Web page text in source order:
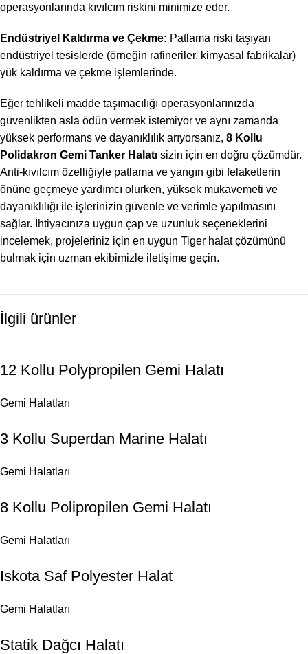
operasyonlarında kıvılcım riskini minimize eder.
Endüstriyel Kaldırma ve Çekme: Patlama riski taşıyan
endüstriyel tesislerde (örneğin rafineriler, kimyasal fabrikalar)
yük kaldırma ve çekme işlemlerinde.
Eğer tehlikeli madde taşımacılığı operasyonlarınızda
güvenlikten asla ödün vermek istemiyor ve aynı zamanda
yüksek performans ve dayanıklılık arıyorsanız, 8 Kollu
Polidakron Gemi Tanker Halatı sizin için en doğru çözümdür.
Anti-kıvılcım özelliğiyle patlama ve yangın gibi felaketlerin
önüne geçmeye yardımcı olurken, yüksek mukavemeti ve
dayanıklılığı ile işlerinizin güvenle ve verimle yapılmasını
sağlar. İhtiyacınıza uygun çap ve uzunluk seçeneklerini
incelemek, projeleriniz için en uygun Tiger halat çözümünü
bulmak için uzman ekibimizle iletişime geçin.
İlgili ürünler
12 Kollu Polypropilen Gemi Halatı
Gemi Halatları
3 Kollu Superdan Marine Halatı
Gemi Halatları
8 Kollu Polipropilen Gemi Halatı
Gemi Halatları
Iskota Saf Polyester Halat
Gemi Halatları
Statik Dağcı Halatı